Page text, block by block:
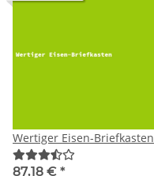
Wertiger Eisen-Briefkasten
87,18 € *